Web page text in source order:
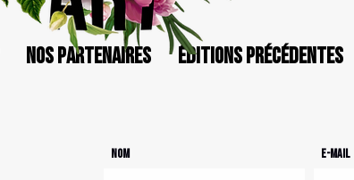
Nos partenaires Éditions précédentes
Nom E-mail